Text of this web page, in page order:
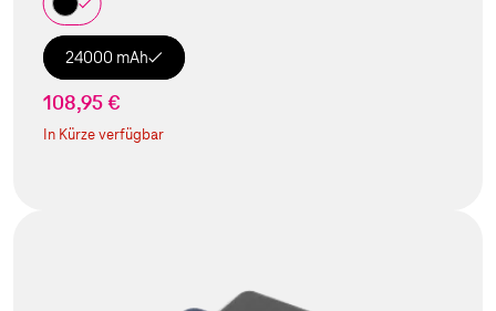
24000 mAh
108,95 €
In Kürze verfügbar